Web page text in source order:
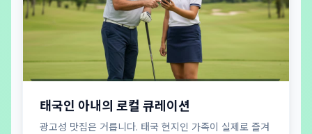
태국인 아내의 로컬 큐레이션
광고성 맛집은 거릅니다. 태국 현지인 가족이 실제로 즐겨